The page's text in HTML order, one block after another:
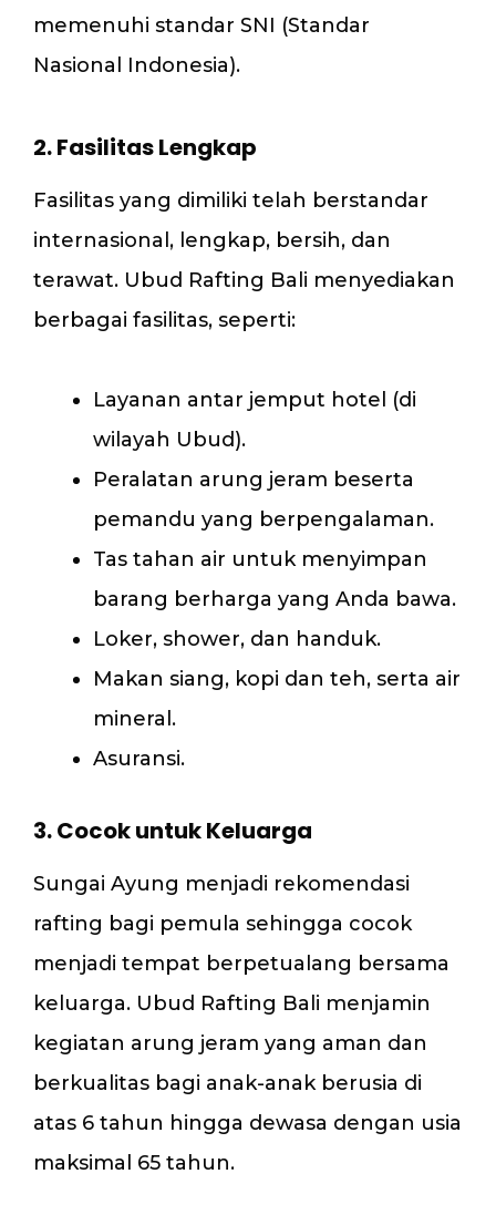
memenuhi standar SNI (Standar
Nasional Indonesia).
2. Fasilitas Lengkap
Fasilitas yang dimiliki telah berstandar
internasional, lengkap, bersih, dan
terawat. Ubud Rafting Bali menyediakan
berbagai fasilitas, seperti:
Layanan antar jemput hotel (di
wilayah Ubud).
Peralatan arung jeram beserta
pemandu yang berpengalaman.
Tas tahan air untuk menyimpan
barang berharga yang Anda bawa.
Loker, shower, dan handuk.
Makan siang, kopi dan teh, serta air
mineral.
Asuransi.
3. Cocok untuk Keluarga
Sungai Ayung menjadi rekomendasi
rafting bagi pemula sehingga cocok
menjadi tempat berpetualang bersama
keluarga. Ubud Rafting Bali menjamin
kegiatan arung jeram yang aman dan
berkualitas bagi anak-anak berusia di
atas 6 tahun hingga dewasa dengan usia
maksimal 65 tahun.